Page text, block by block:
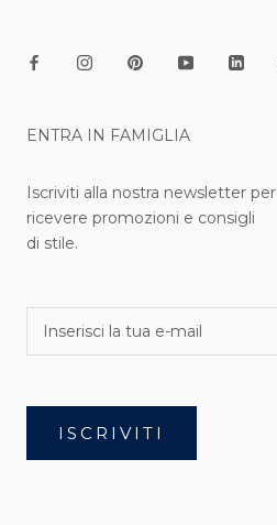
ENTRA IN FAMIGLIA
Iscriviti alla nostra newsletter per
ricevere promozioni e consigli
di stile.
ISCRIVITI